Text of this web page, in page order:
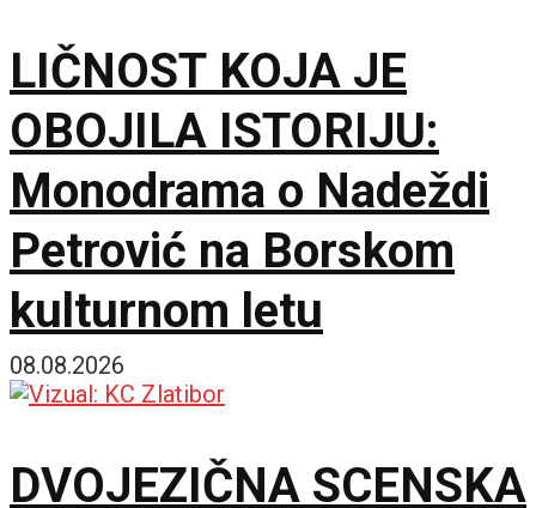
LIČNOST KOJA JE
OBOJILA ISTORIJU:
Monodrama o Nadeždi
Petrović na Borskom
kulturnom letu
08.08.2026
DVOJEZIČNA SCENSKA